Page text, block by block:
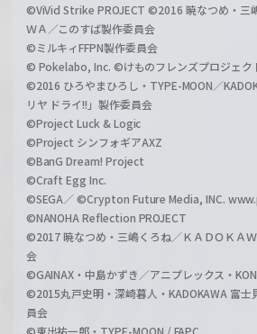
©ViVid Strike PROJECT ©2016 暁なつめ・三
ＷＡ／このすば製作委員会
©ミルキィFFPN製作委員会
© Pokelabo, Inc. ©けものフレンズプロジェク
©2016 ひろやまひろし・TYPE-MOON／
リヤ ドライ!!」製作委員会
©Project Luck & Logic
©Project シンフォギアAXZ
©BanG Dream! Project
©Craft Egg Inc.
©SEGA／ ©Crypton Future Media, INC.
©NANOHA Reflection PROJECT
©2017 暁なつめ・三嶋くろね／ＫＡＤＯＫＡ
会
©GAINAX・中島かずき／アニプレックス・
©2015丸戸史明・深崎暮人・KADOKAWA 富士
員会
©東出祐一郎・TYPE-MOON / FAPC